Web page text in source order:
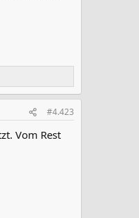
#4.423
Vom Rest